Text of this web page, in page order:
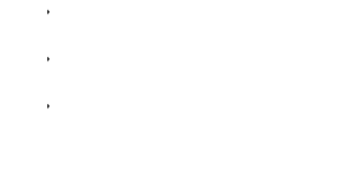
Facebook
Whatsapp
Twitter